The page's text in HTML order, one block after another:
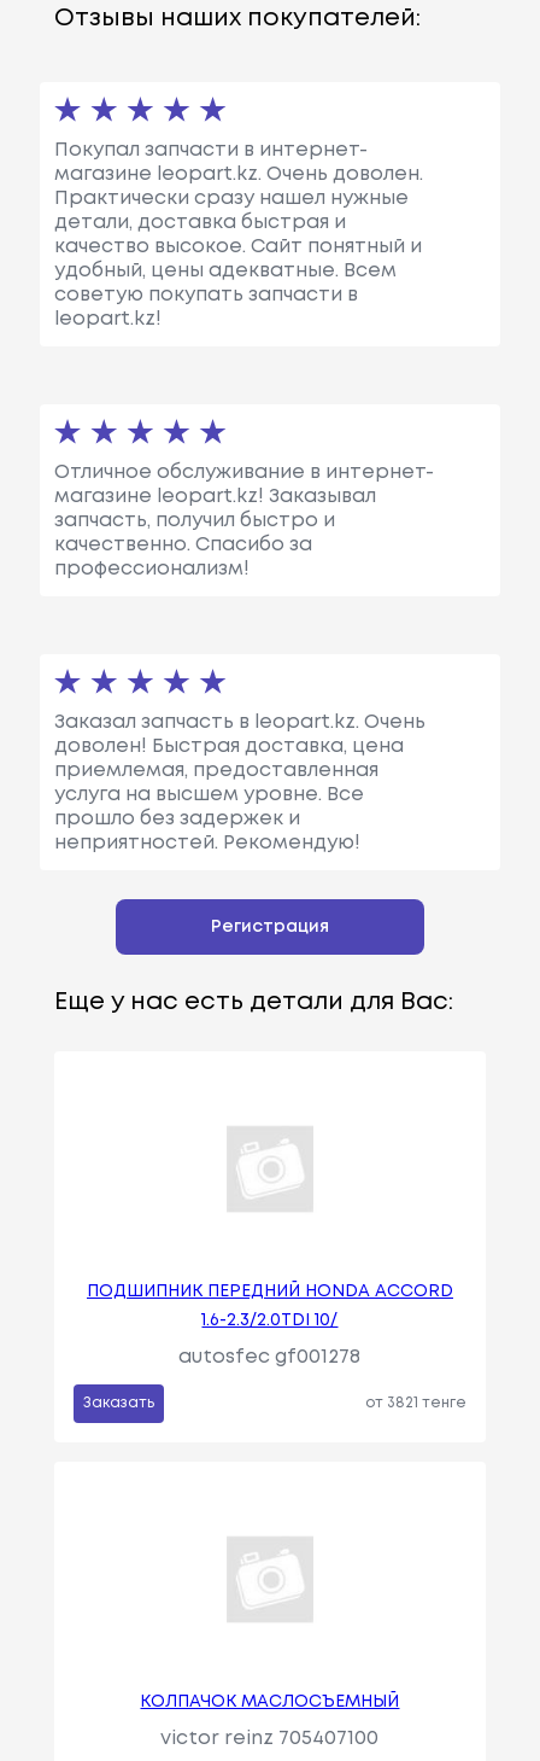
Отзывы наших покупателей:
Покупал запчасти в интернет-
магазине leopart.kz. Очень доволен.
Практически сразу нашел нужные
детали, доставка быстрая и
качество высокое. Сайт понятный и
удобный, цены адекватные. Всем
советую покупать запчасти в
leopart.kz!
Отличное обслуживание в интернет-
магазине leopart.kz! Заказывал
запчасть, получил быстро и
качественно. Спасибо за
профессионализм!
Заказал запчасть в leopart.kz. Очень
доволен! Быстрая доставка, цена
приемлемая, предоставленная
услуга на высшем уровне. Все
прошло без задержек и
неприятностей. Рекомендую!
Регистрация
Еще у нас есть детали для Вас:
ПОДШИПНИК ПЕРЕДНИЙ HONDA ACCORD
1.6-2.3/2.0TDI 10/
autosfec gf001278
Заказать от 3821 тенге
КОЛПАЧОК МАСЛОСЪЕМНЫЙ
victor reinz 705407100